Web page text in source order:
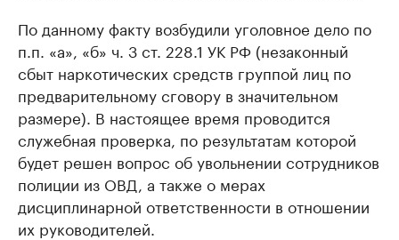
По данному факту возбудили уголовное дело по
п.п. «а», «б» ч. 3 ст. 228.1 УК РФ (незаконный
сбыт наркотических средств группой лиц по
предварительному сговору в значительном
размере). В настоящее время проводится
служебная проверка, по результатам которой
будет решен вопрос об увольнении сотрудников
полиции из ОВД, а также о мерах
дисциплинарной ответственности в отношении
их руководителей.